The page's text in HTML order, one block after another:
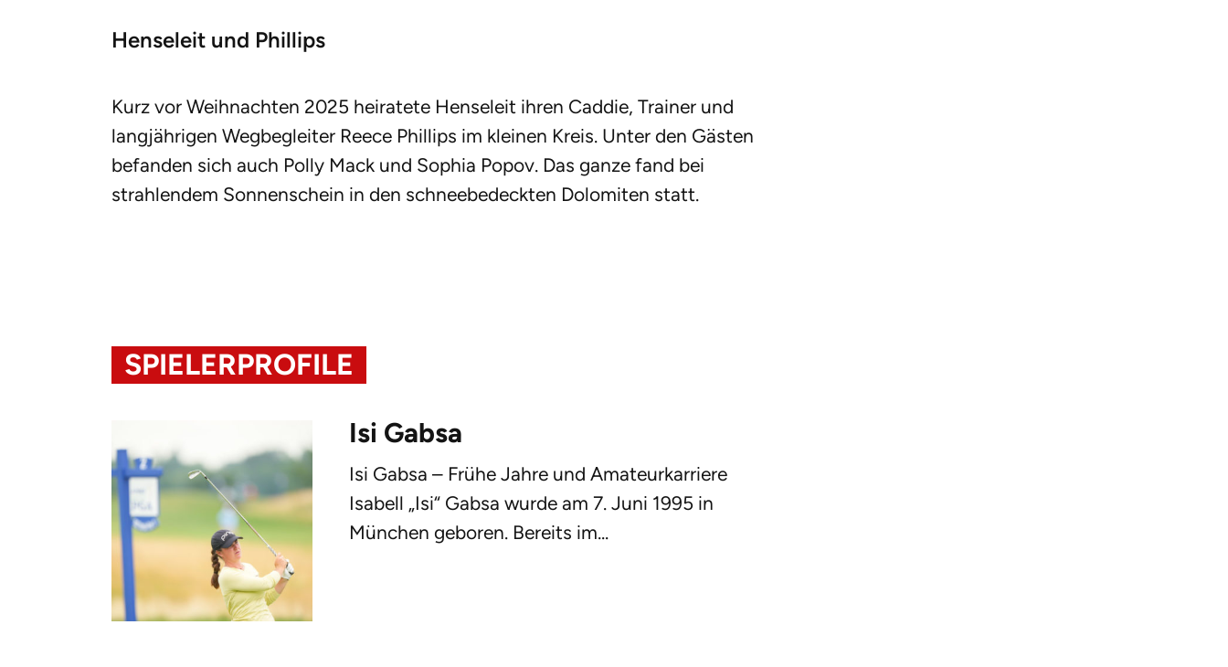
Henseleit und Phillips
Kurz vor Weihnachten 2025 heiratete Henseleit ihren Caddie, Trainer und
langjährigen Wegbegleiter Reece Phillips im kleinen Kreis. Unter den Gästen
befanden sich auch Polly Mack und Sophia Popov. Das ganze fand bei
strahlendem Sonnenschein in den schneebedeckten Dolomiten statt.
SPIELERPROFILE
Isi Gabsa
Isi Gabsa – Frühe Jahre und Amateurkarriere
Isabell „Isi“ Gabsa wurde am 7. Juni 1995 in
München geboren. Bereits im...